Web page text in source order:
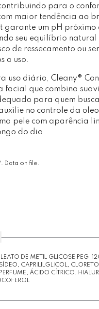
para o
maior tendência ao
garante um pH próximo
seu equilíbrio natural
de ressecamento ou
o uso.
uso diário, Cleany®
facial que combina
para quem
no controle da
pele com aparência
do dia.
Data on file.
DE METIL GLICOSE PEG-
CAPRILILGLICOL,
ÁCIDO CÍTRICO,